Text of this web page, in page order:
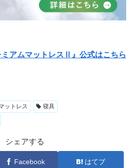
ミアムマットレスⅡ』公式はこちら
ットレス
寝具
シェアする
Facebook はてブ